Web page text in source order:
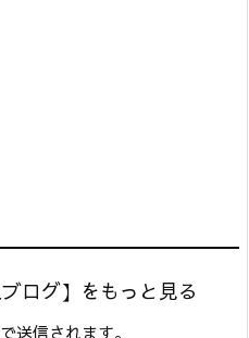
ログ】をもっと見る
送信されます。